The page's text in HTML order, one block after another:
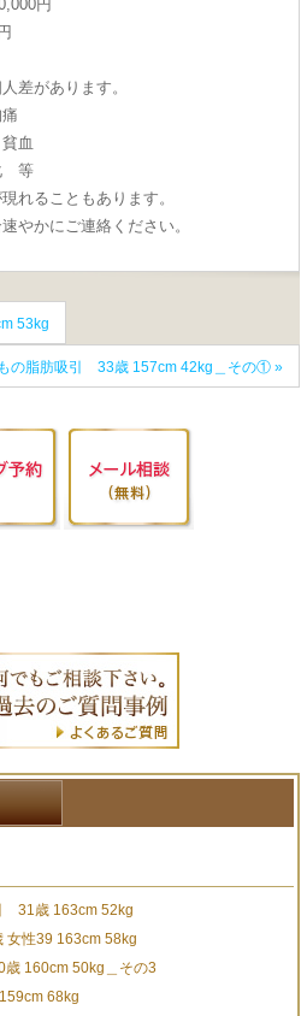
円
差があります。
血
等
れることもあります。
やかにご連絡ください。
53kg
の脂肪吸引 33歳 157cm 42kg＿その① »
31歳 163cm 52kg
女性39 163cm 58kg
160cm 50kg＿その3
68kg